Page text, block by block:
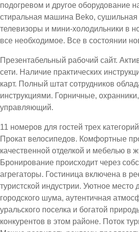
подогревом и другое оборудование
стиральная машина Beko,
телевизоры и мини-холодильники в
все необходимое. Все в состоянии
Презентабельный рабочий сайт.
сети. Наличие практических
карт. Полный штат сотрудников
инструкциями. Горничные,
управляющий.
11 номеров для гостей трех
Прокат велосипедов. Комфортные
качественной отделкой и мебелью в
Бронирование происходит через
агрегаторы. Гостиница включена в
туристской индустрии. Уютное место
городского шума, аутентичная
уральского поселка и богатой
конкурентов в этом районе. Поток